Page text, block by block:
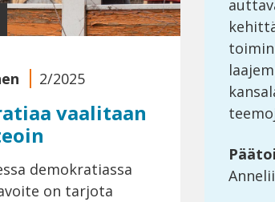
2/2025
vaalitaan
demokratiassa
on tarjota